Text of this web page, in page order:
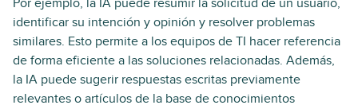
Por ejemplo, la IA puede resumir la solicitud de un usuario,
identificar su intención y opinión y resolver problemas
similares. Esto permite a los equipos de TI hacer referencia
de forma eficiente a las soluciones relacionadas. Además,
la IA puede sugerir respuestas escritas previamente
relevantes o artículos de la base de conocimientos